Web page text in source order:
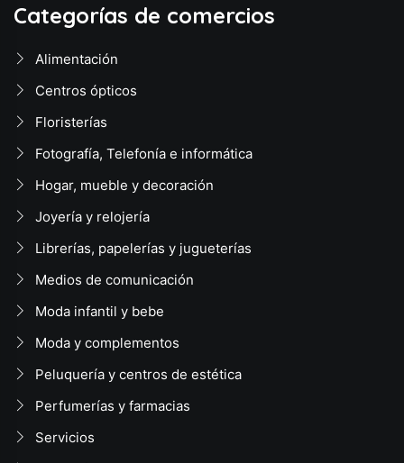
Categorías de comercios
Alimentación
Centros ópticos
Floristerías
Fotografía, Telefonía e informática
Hogar, mueble y decoración
Joyería y relojería
Librerías, papelerías y jugueterías
Medios de comunicación
Moda infantil y bebe
Moda y complementos
Peluquería y centros de estética
Perfumerías y farmacias
Servicios